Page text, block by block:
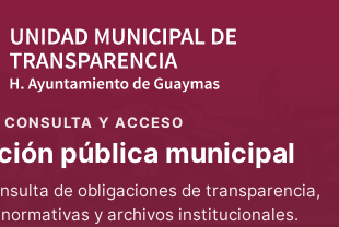
CONSULTA Y ACCESO
pública municipal
de obligaciones de transparencia,
y archivos institucionales.